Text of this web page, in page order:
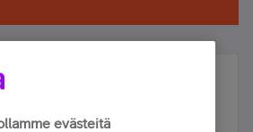
osallistu ja voita!
ja olet mukana arvonnassa.
evästeitä